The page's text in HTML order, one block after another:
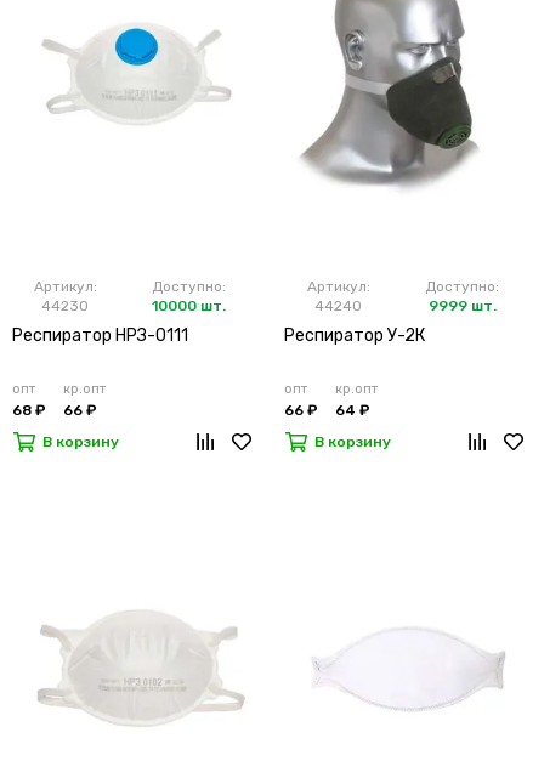
Артикул:
44230
Доступно:
10000 шт.
Респиратор НРЗ-0111
опт
68 ₽
кр.опт
66 ₽
В корзину
Артикул:
44240
Доступно:
9999 шт.
Респиратор У-2К
опт
66 ₽
кр.опт
64 ₽
В корзину